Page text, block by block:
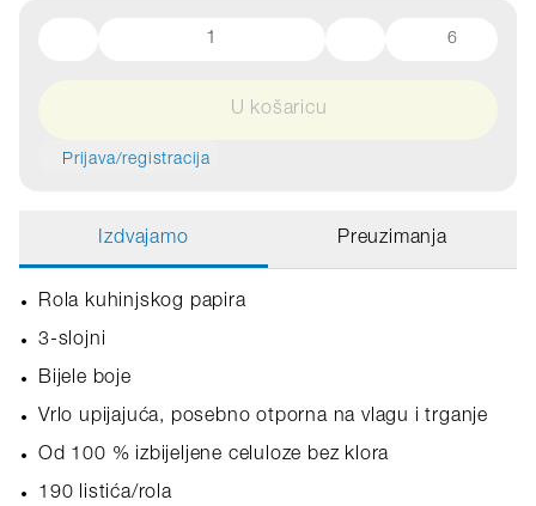
6
U košaricu
Prijava/registracija
Izdvajamo Preuzimanja
Rola kuhinjskog papira
3-slojni
Bijele boje
Vrlo upijajuća, posebno otporna na vlagu i trganje
Od 100 % izbijeljene celuloze bez klora
190 listića/rola